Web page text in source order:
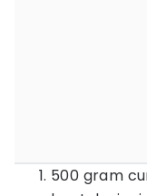
500 gram